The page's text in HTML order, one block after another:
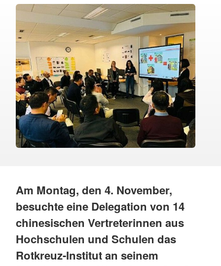
Am Montag, den 4. November,
besuchte eine Delegation von 14
chinesischen Vertreterinnen aus
Hochschulen und Schulen das
Rotkreuz-Institut an seinem